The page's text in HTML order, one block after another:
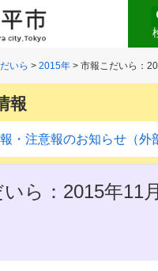
いら >2015年 > 市報こだいら：
報
・注意報のお知らせ（外
ら：2015年11